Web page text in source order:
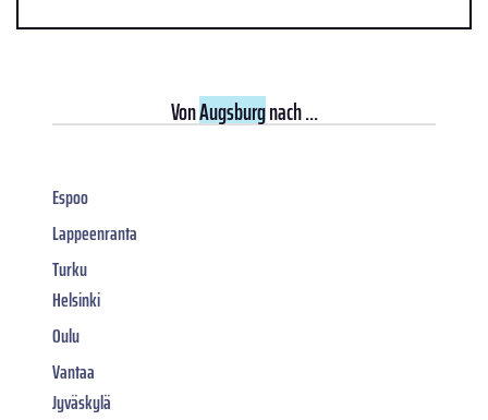
VonAugsburgnach ...
Espoo
Lappeenranta
Turku
Helsinki
Oulu
Vantaa
Jyväskylä